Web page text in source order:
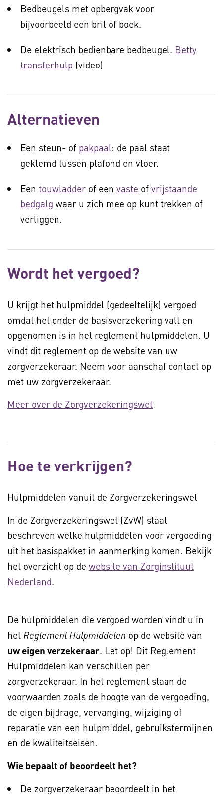
Bedbeugels met opbergvak voor
bijvoorbeeld een bril of boek.
De elektrisch bedienbare bedbeugel. Betty
transferhulp (video)
Alternatieven
Een steun- of pakpaal: de paal staat
geklemd tussen plafond en vloer.
Een touwladder of een vaste of vrijstaande
bedgalg waar u zich mee op kunt trekken of
verliggen.
Wordt het vergoed?
U krijgt het hulpmiddel (gedeeltelijk) vergoed
omdat het onder de basisverzekering valt en
opgenomen is in het reglement hulpmiddelen. U
vindt dit reglement op de website van uw
zorgverzekeraar. Neem voor aanschaf contact op
met uw zorgverzekeraar.
Meer over de Zorgverzekeringswet
Hoe te verkrijgen?
Hulpmiddelen vanuit de Zorgverzekeringswet
In de Zorgverzekeringswet (ZvW) staat
beschreven welke hulpmiddelen voor vergoeding
uit het basispakket in aanmerking komen. Bekijk
het overzicht op de website van Zorginstituut
Nederland.
De hulpmiddelen die vergoed worden vindt u in
het Reglement Hulpmiddelen op de website van
uw eigen verzekeraar. Let op! Dit Reglement
Hulpmiddelen kan verschillen per
zorgverzekeraar. In het reglement staan de
voorwaarden zoals de hoogte van de vergoeding,
de eigen bijdrage, vervanging, wijziging of
reparatie van een hulpmiddel, gebruikstermijnen
en de kwaliteitseisen.
Wie bepaalt of beoordeelt het?
De zorgverzekeraar beoordeelt in het